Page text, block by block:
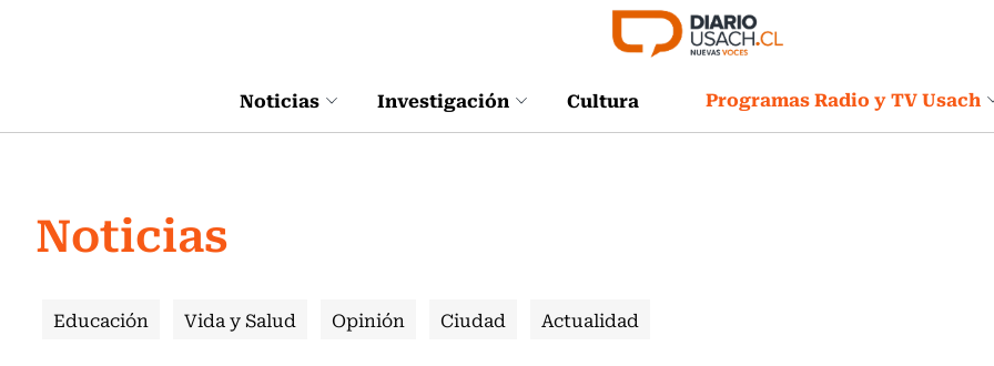
Noticias Investigación Cultura Programas Radio y TV Usach
Noticias
Educación Vida y Salud Opinión Ciudad Actualidad